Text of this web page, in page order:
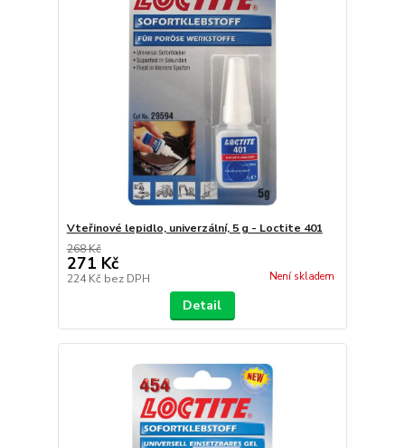
Vteřinové lepidlo, univerzální, 5 g - Loctite 401
268 Kč
271 Kč
224 Kč bez DPH Není skladem
Detail